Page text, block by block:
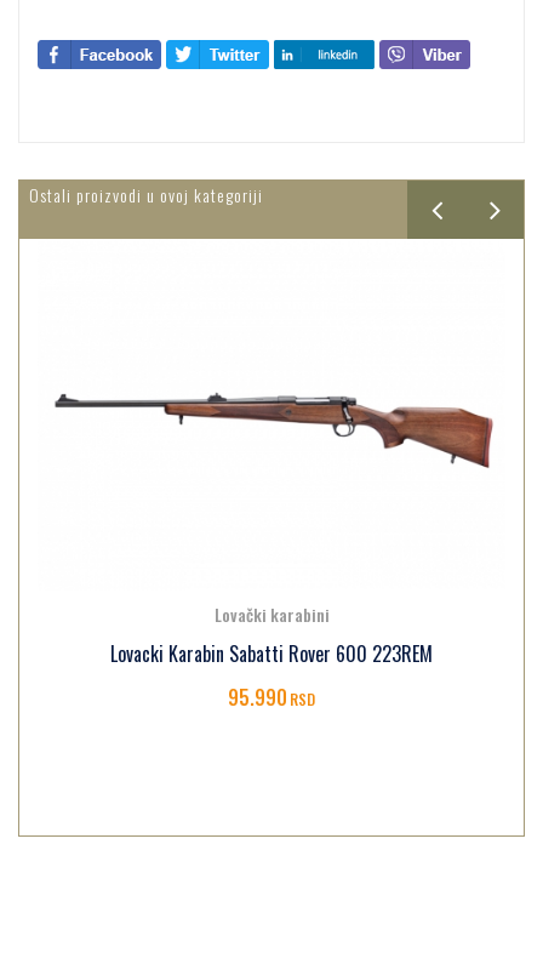
Ostali proizvodi u ovoj kategoriji
Lovački karabini
Lovacki Karabin Sabatti Rover 600 223REM
95.990RSD